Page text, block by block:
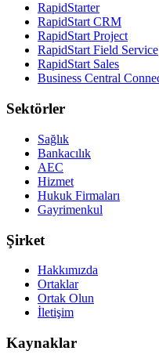
RapidStarter
RapidStart CRM
RapidStart Project
RapidStart Field Service
RapidStart Sales
Business Central
Sektörler
Sağlık
Bankacılık
AEC
Hizmet
Hukuk Firmaları
Gayrimenkul
Şirket
Hakkımızda
Ortaklar
Ortak Olun
İletişim
Kaynaklar